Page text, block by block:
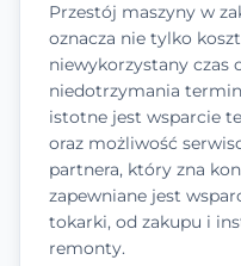
Przestój maszyny w
oznacza nie tylko
niewykorzystany czas
niedotrzymania
istotne jest wsparcie
oraz możliwość
partnera, który zna
zapewniane jest
tokarki, od zakupu i
remonty.